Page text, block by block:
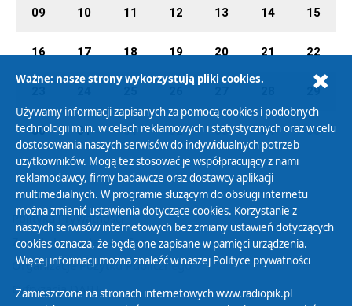
09 10 11 12 13 14 15
16 17 18 19 20 21 22
29
30 31 01 02 03 04 05
Polityka Prywatności
Zasady korzystania z Serwisu
Organizacje Pożytku Publicznego
Cyfryzacja DAB+
Ważne: nasze strony wykorzystują pliki cookies.
Używamy informacji zapisanych za pomocą cookies i podobnych
technologii m.in. w celach reklamowych i statystycznych oraz w celu
dostosowania naszych serwisów do indywidualnych potrzeb
użytkowników. Mogą też stosować je współpracujący z nami
reklamodawcy, firmy badawcze oraz dostawcy aplikacji
multimedialnych. W programie służącym do obsługi internetu
można zmienić ustawienia dotyczące cookies. Korzystanie z
naszych serwisów internetowych bez zmiany ustawień dotyczących
cookies oznacza, że będą one zapisane w pamięci urządzenia.
Więcej informacji można znaleźć w naszej Polityce prywatności
Zamieszczone na stronach internetowych www.radiopik.pl